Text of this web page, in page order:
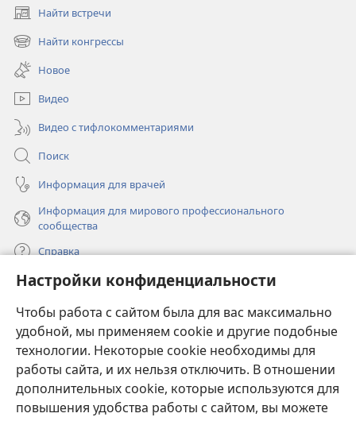
Настройки конфиденциальности
Чтобы работа с сайтом была для вас максимально
удобной, мы применяем cookie и другие подобные
технологии. Некоторые cookie необходимы для
работы сайта, и их нельзя отключить. В отношении
дополнительных cookie, которые используются для
повышения удобства работы с сайтом, вы можете
Найти встречи
(открывается
в
новом
окне)
Найти конгрессы
(открывается
новом
окне)
Новое
Видео
Видео с тифлокомментариями
Поиск
Информация для врачей
Информация для мирового профессионального
сообщества
Справка
Пожертвования
в
новом
окне)
ОНЛАЙН-БИБЛИОТЕКА Сторожевой башни
(открывается
новом
окне)
JW Hub®
(открывается
в
новомJW Library ®